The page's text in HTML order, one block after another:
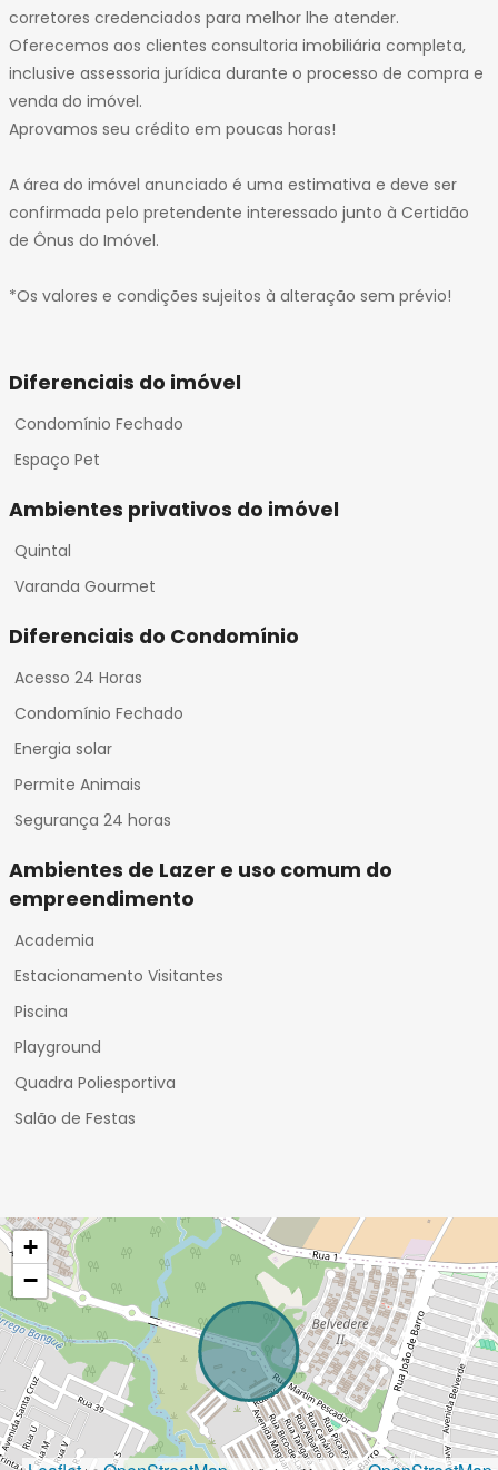
corretores credenciados para melhor lhe atender.
Oferecemos aos clientes consultoria imobiliária completa,
inclusive assessoria jurídica durante o processo de compra e
venda do imóvel.
Aprovamos seu crédito em poucas horas!
A área do imóvel anunciado é uma estimativa e deve ser
confirmada pelo pretendente interessado junto à Certidão
de Ônus do Imóvel.
*Os valores e condições sujeitos à alteração sem prévio!
Diferenciais do imóvel
Condomínio Fechado
Espaço Pet
Ambientes privativos do imóvel
Quintal
Varanda Gourmet
Diferenciais do Condomínio
Acesso 24 Horas
Condomínio Fechado
Energia solar
Permite Animais
Segurança 24 horas
Ambientes de Lazer e uso comum do
empreendimento
Academia
Estacionamento Visitantes
Piscina
Playground
Quadra Poliesportiva
Salão de Festas
+
−